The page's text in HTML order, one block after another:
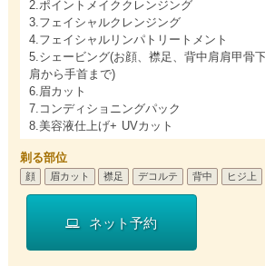
2.ポイントメイククレンジング
3.フェイシャルクレンジング
4.フェイシャルリンパトリートメント
5.シェービング(お顔、襟足、背中肩肩甲骨
肩から手首まで)
6.眉カット
7.コンディショニングパック
8.美容液仕上げ+ UVカット
剃る部位
顔 眉カット 襟足 デコルテ 背中 ヒジ上
ネット予約